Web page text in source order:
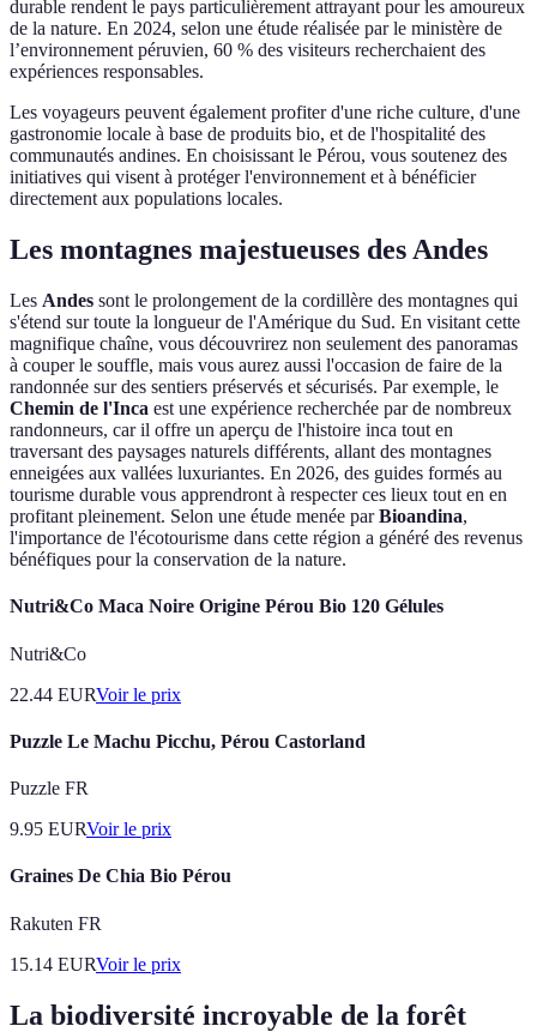
durable rendent le pays particulièrement attrayant pour les amoureux
de la nature. En 2024, selon une étude réalisée par le ministère de
l’environnement péruvien, 60 % des visiteurs recherchaient des
expériences responsables.
Les voyageurs peuvent également profiter d'une riche culture, d'une
gastronomie locale à base de produits bio, et de l'hospitalité des
communautés andines. En choisissant le Pérou, vous soutenez des
initiatives qui visent à protéger l'environnement et à bénéficier
directement aux populations locales.
Les montagnes majestueuses des Andes
Les Andes sont le prolongement de la cordillère des montagnes qui
s'étend sur toute la longueur de l'Amérique du Sud. En visitant cette
magnifique chaîne, vous découvrirez non seulement des panoramas
à couper le souffle, mais vous aurez aussi l'occasion de faire de la
randonnée sur des sentiers préservés et sécurisés. Par exemple, le
Chemin de l'Inca est une expérience recherchée par de nombreux
randonneurs, car il offre un aperçu de l'histoire inca tout en
traversant des paysages naturels différents, allant des montagnes
enneigées aux vallées luxuriantes. En 2026, des guides formés au
tourisme durable vous apprendront à respecter ces lieux tout en en
profitant pleinement. Selon une étude menée parBioandina,
l'importance de l'écotourisme dans cette région a généré des revenus
bénéfiques pour la conservation de la nature.
Nutri&Co Maca Noire Origine Pérou Bio 120 Gélules
Nutri&Co
22.44 EURVoir le prix
Puzzle Le Machu Picchu, Pérou Castorland
Puzzle FR
9.95 EURVoir le prix
Graines De Chia Bio Pérou
Rakuten FR
15.14 EURVoir le prix
La biodiversité incroyable de la forêt